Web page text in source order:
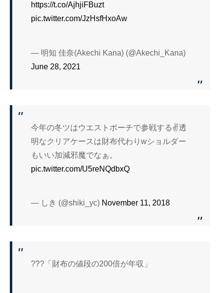
https://t.co/AjhjiFBuzt
pic.twitter.com/JzHsfHxoAw
— 明知 佳奈(Akechi Kana) (@Akechi_Kana)
June 28, 2021
今年の冬ツはウエストポーチで参戦する✌️透
明なクリアケースは財布代わりwショルダー
もいい加減邪魔でなぁ。
pic.twitter.com/U5reNQdbxQ
— しき (@shiki_yc) November 11, 2018
???「財布の値段の200倍が年収」